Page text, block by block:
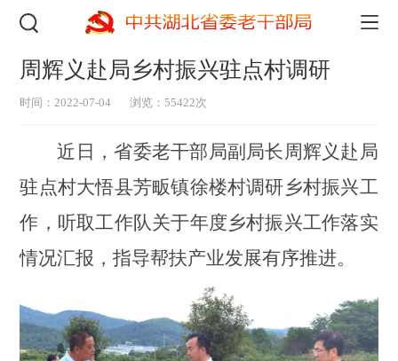
周辉义赴局乡村振兴驻点村调研
时间：2022-07-04 浏览：55422次
近日，省委老干部局副局长周辉义赴局
驻点村大悟县芳畈镇徐楼村调研乡村振兴工
作，听取工作队关于年度乡村振兴工作落实
情况汇报，指导帮扶产业发展有序推进。